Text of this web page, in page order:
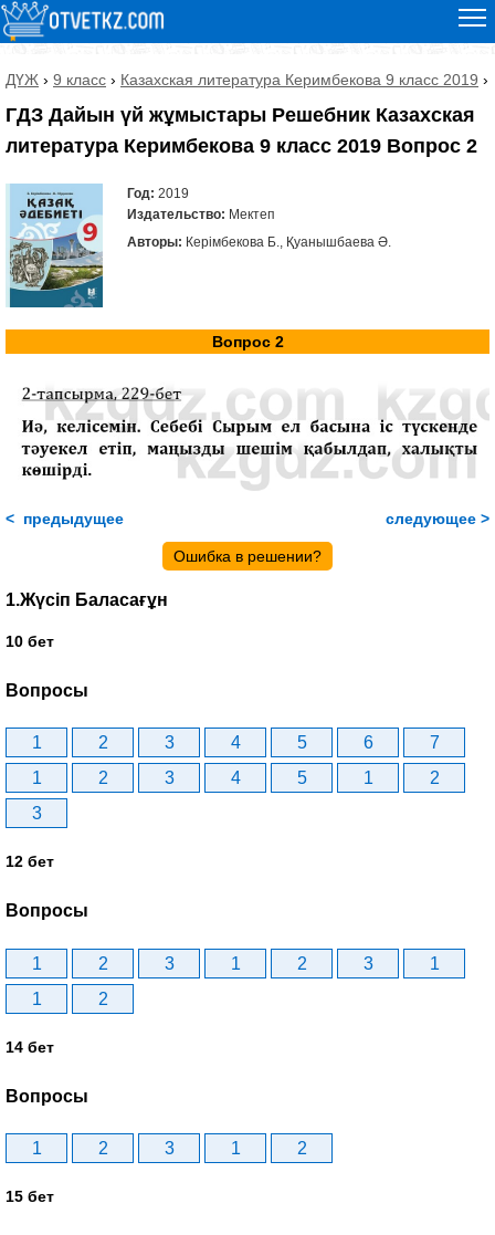
ДҮЖ › 9 класс › Казахская литература Керимбекова 9 класс 2019 ›
ГДЗ Дайын үй жұмыстары Решебник Казахская
литература Керимбекова 9 класс 2019 Вопрос 2
Год: 2019
Издательство: Мектеп
Авторы: Керімбекова Б., Қуанышбаева Ә.
Вопрос 2
< предыдущее следующее >
Ошибка в решении?
1.Жүсіп Баласағұн
10 бет
Вопросы
1 2 3 4 5 6
7
1
2 3 4 5 1
2
3
12 бет
Вопросы
1 2 3 1 2 3
1
1
2
14 бет
Вопросы
1 2 3 1 2
15 бет